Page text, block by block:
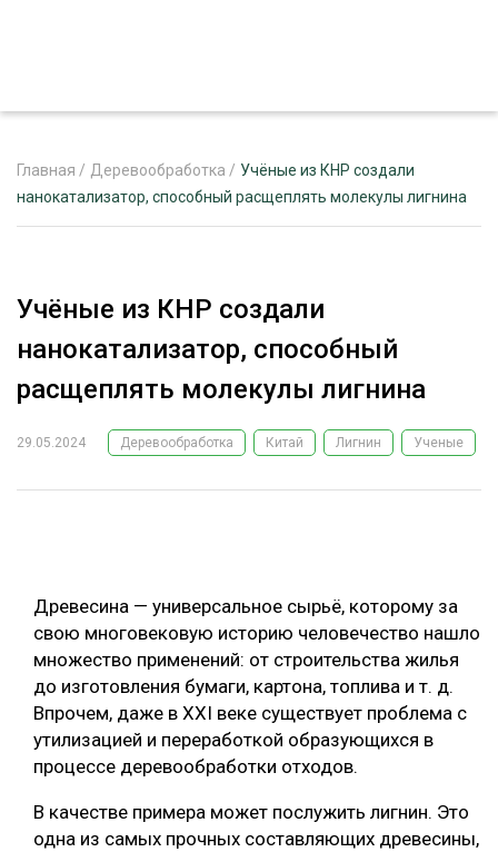
РЕКЛАМОДАТЕЛЯМ
ЛЕСНОЕ ХОЗЯЙСТВО
ЛЕСОЗАГОТОВКА
БИОЭНЕРГЕТИКА
ЛЕСОВОССТАНОВЛЕНИЕ И ЗАЩИТА
ЛОГИСТИКА
ПРОИЗВОДСТВО ДРЕВЕСНЫХ ПЛИТ
ЦБП
ТЕМАТИЧЕСКИЕ ПРОЕКТЫ
ПОДБОРКИ СТАТЕЙ
ЭКСПЕРТНОЕ МНЕНИЕ
Главная / Деревообработка / Учёные из КНР создали
нанокатализатор, способный расщеплять молекулы лигнина
Учёные из КНР создали
нанокатализатор, способный
расщеплять молекулы лигнина
29.05.2024 Деревообработка Китай Лигнин Ученые
Древесина — универсальное сырьё, которому за
свою многовековую историю человечество нашло
множество применений: от строительства жилья
до изготовления бумаги, картона, топлива и т. д.
Впрочем, даже в XXI веке существует проблема с
утилизацией и переработкой образующихся в
процессе деревообработки отходов.
В качестве примера может послужить лигнин. Это
одна из самых прочных составляющих древесины,